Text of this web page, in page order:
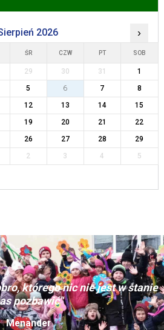
2026 ›
ŚR CZW PT SOB
29 30 31
1
5 6 7
8
12 13 14
15
19 20 21
22
26 27 28
29
2 3 4 5
którego nic nie jest w stanie
pozbawić"
Menander